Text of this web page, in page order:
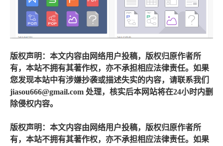
版权声明：本文内容由网络用户投稿，版权归原作者所
有，本站不拥有其著作权，亦不承担相应法律责任。如果
您发现本站中有涉嫌抄袭或描述失实的内容，请联系我们
jiasou666@gmail.com 处理，核实后本网站将在24小时内删
除侵权内容。
版权声明：本文内容由网络用户投稿，版权归原作者所
有，本站不拥有其著作权，亦不承担相应法律责任。如果